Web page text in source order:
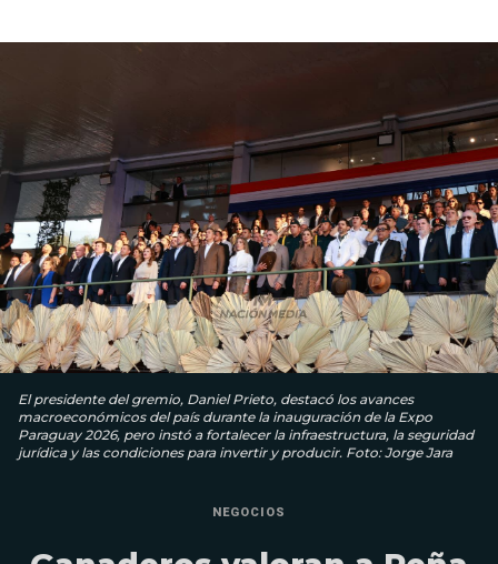
El presidente del gremio, Daniel Prieto, destacó los avances
macroeconómicos del país durante la inauguración de la Expo
Paraguay 2026, pero instó a fortalecer la infraestructura, la seguridad
jurídica y las condiciones para invertir y producir. Foto: Jorge Jara
NEGOCIOS